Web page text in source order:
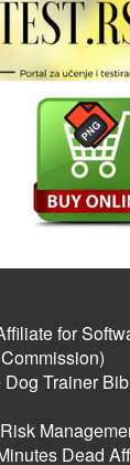
for
Trainer
Dead